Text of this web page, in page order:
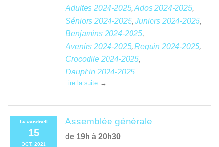
Adultes 2024-2025 Ados 2024-2025
Séniors 2024-2025 Juniors 2024-2025
Benjamins 2024-2025
Avenirs 2024-2025 Requin 2024-2025
Crocodile 2024-2025
Dauphin 2024-2025
Lire la suite
Le vendredi
15
OCT. 2021
Assemblée générale
de 19h à 20h30